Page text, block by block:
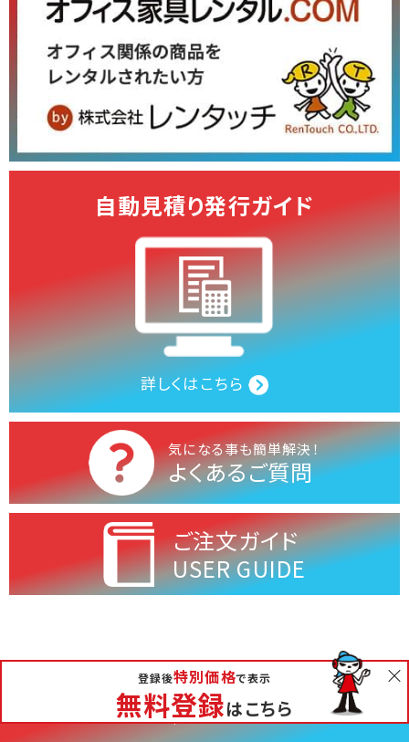
無料相談
登録後特別価格で表示
無料登録はこちら
自動見積り発行ガイド
詳しくはこちら
気になる事も簡単解決！
よくあるご質問
ご注文ガイド
USER GUIDE
お問い合わせ
お支払いについて
特定商取引法に基づく表記
個人情報の取り扱いについて